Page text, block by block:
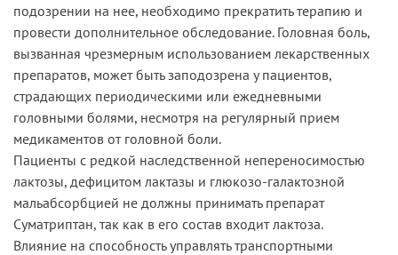
подозрении на нее, необходимо прекратить терапию и
провести дополнительное обследование. Головная боль,
вызванная чрезмерным использованием лекарственных
препаратов, может быть заподозрена у пациентов,
страдающих периодическими или ежедневными
головными болями, несмотря на регулярный прием
медикаментов от головной боли.
Пациенты с редкой наследственной непереносимостью
лактозы, дефицитом лактазы и глюкозо-галактозной
мальабсорбцией не должны принимать препарат
Суматриптан, так как в его состав входит лактоза.
Влияние на способность управлять транспортными